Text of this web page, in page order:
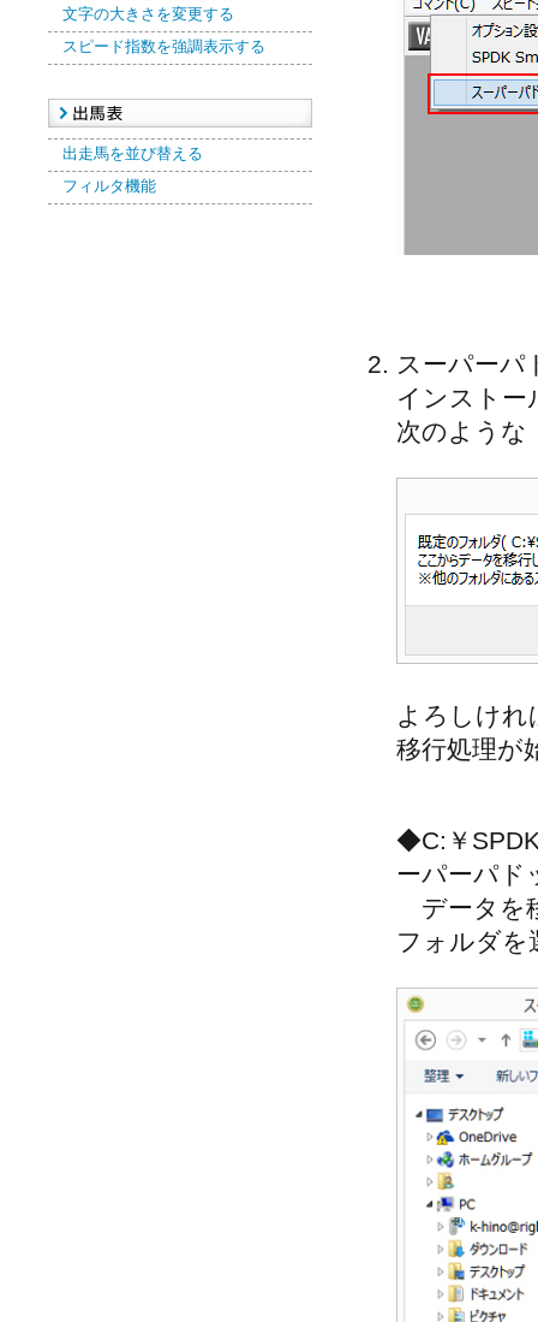
文字の大きさを変更する
スピード指数を強調表示する
出走馬を並び替える
フィルタ機能
スーパーパ
インストー
次のような
よろしけれ
移行処理が
◆C:￥
ーパーパド
データを
フォルダを